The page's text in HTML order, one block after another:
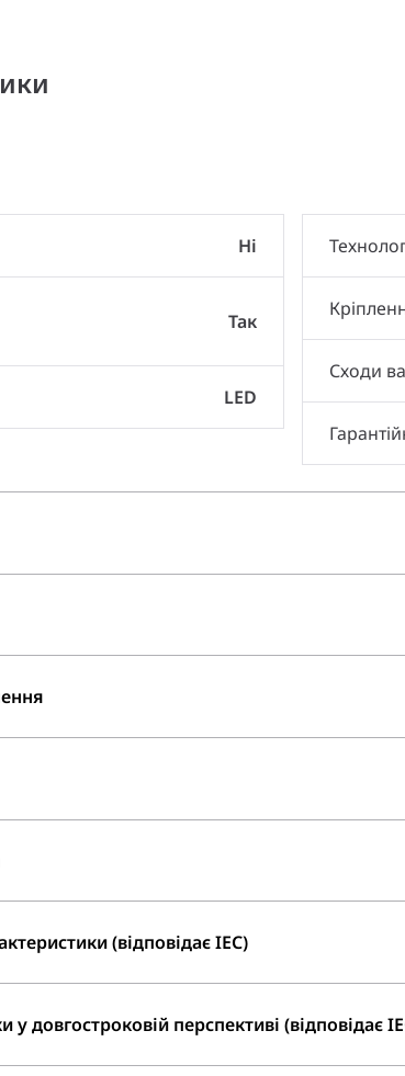
Ні
Так
LED
Сходи
(відповідає IEC)
у довгостроковій перспективі (відповідає